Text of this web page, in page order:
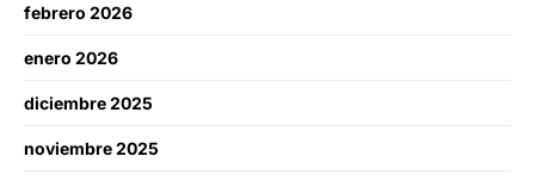
febrero 2026
enero 2026
diciembre 2025
noviembre 2025